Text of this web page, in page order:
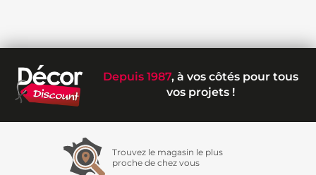
Depuis 1987, à vos côtés pour tous
vos projets !
Trouvez le magasin le plus
proche de chez vous